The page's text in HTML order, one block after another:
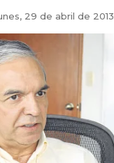
29 de abril de 2013